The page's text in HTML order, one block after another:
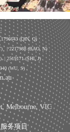
(QIN, Q)
T) | 2217988 (BAO, N)
| 2519171 (SHI, J)
(WU, S)
Melbourne, VIC
服务项目